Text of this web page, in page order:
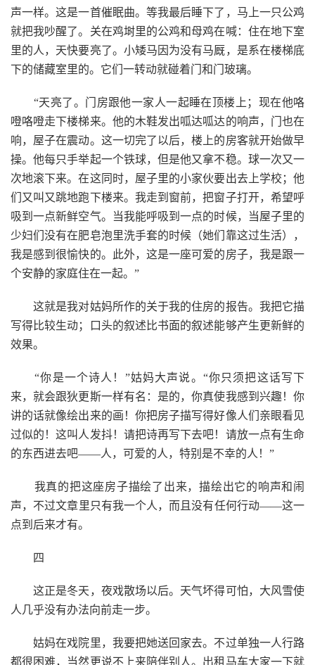
声一样。这是一首催眠曲。等我最后睡下了，马上一只公鸡
就把我吵醒了。关在鸡埘里的公鸡和母鸡在喊：住在地下室
里的人，天快要亮了。小矮马因为没有马厩，是系在楼梯底
下的储藏室里的。它们一转动就碰着门和门玻璃。
“天亮了。门房跟他一家人一起睡在顶楼上；现在他咯
噔咯噔走下楼梯来。他的木鞋发出呱达呱达的响声，门也在
响，屋子在震动。这一切完了以后，楼上的房客就开始做早
操。他每只手举起一个铁球，但是他又拿不稳。球一次又一
次地滚下来。在这同时，屋子里的小家伙要出去上学校；他
们又叫又跳地跑下楼来。我走到窗前，把窗子打开，希望呼
吸到一点新鲜空气。当我能呼吸到一点的时候，当屋子里的
少妇们没有在肥皂泡里洗手套的时候（她们靠这过生活），
我是感到很愉快的。此外，这是一座可爱的房子，我是跟一
个安静的家庭住在一起。”
这就是我对姑妈所作的关于我的住房的报告。我把它描
写得比较生动；口头的叙述比书面的叙述能够产生更新鲜的
效果。
“你是一个诗人！”姑妈大声说。“你只须把这话写下
来，就会跟狄更斯一样有名：是的，你真使我感到兴趣！你
讲的话就像绘出来的画！你把房子描写得好像人们亲眼看见
过似的！这叫人发抖！请把诗再写下去吧！请放一点有生命
的东西进去吧——人，可爱的人，特别是不幸的人！”
我真的把这座房子描绘了出来，描绘出它的响声和闹
声，不过文章里只有我一个人，而且没有任何行动——这一
点到后来才有。
四
这正是冬天，夜戏散场以后。天气坏得可怕，大风雪使
人几乎没有办法向前走一步。
姑妈在戏院里，我要把她送回家去。不过单独一人行路
都很困难，当然更说不上来陪伴别人。出租马车大家一下就